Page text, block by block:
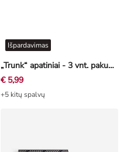
„Trunk“ apatiniai - 3 vnt. pakuotė
Išpardavimas
€ 5,99
+5 kitų spalvų